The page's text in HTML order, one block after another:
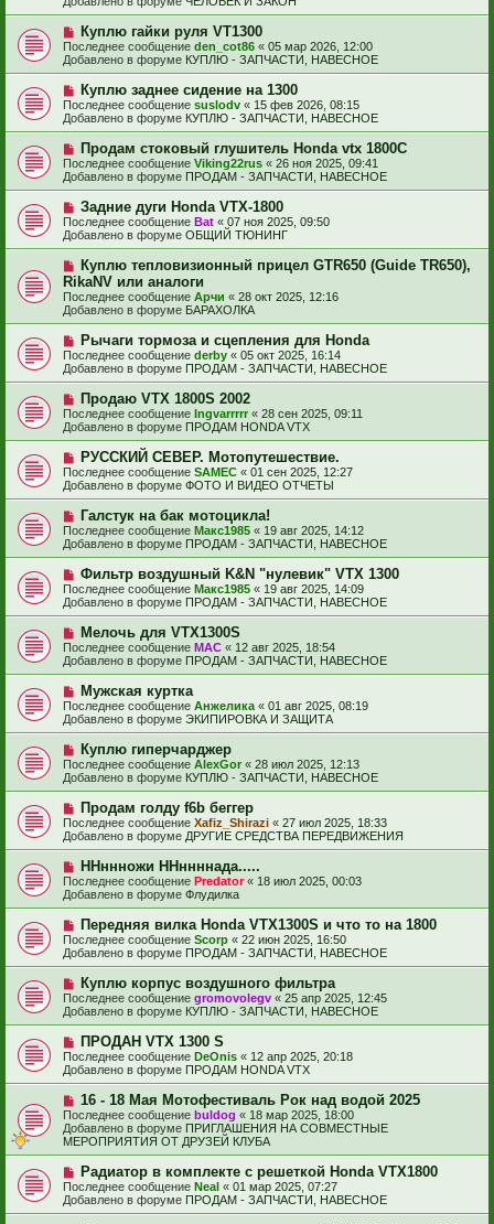
е
щ
е
н
и
е
е
с
о
б
щ
е
н
и
е
Н
о
в
о
е
с
о
о
б
щ
е
н
и
е
Куплю гайки руля VT1300
Последнее сообщение den_cot86 « 05 мар 2026, 12:00
Добавлено в форуме КУПЛЮ - ЗАПЧАСТИ, НАВЕСНОЕ
Н
о
в
о
е
с
о
о
б
щ
е
н
и
е
Куплю заднее сидение на 1300
Последнее сообщение suslodv « 15 фев 2026, 08:15
Добавлено в форуме КУПЛЮ - ЗАПЧАСТИ, НАВЕСНОЕ
Н
о
в
о
е
с
о
о
б
щ
е
н
и
е
Продам стоковый глушитель Honda vtx 1800C
Последнее сообщение Viking22rus « 26 ноя 2025, 09:41
Добавлено в форуме ПРОДАМ - ЗАПЧАСТИ, НАВЕСНОЕ
Н
о
в
о
е
с
о
о
б
щ
е
н
и
е
Задние дуги Honda VTX-1800
Последнее сообщение Bat « 07 ноя 2025, 09:50
Добавлено в форуме ОБЩИЙ ТЮНИНГ
Н
о
в
о
е
с
о
б
щ
е
н
и
е
Куплю тепловизионный прицел GTR650 (Guide TR650),
RikaNV или аналоги
Последнее сообщение Арчи « 28 окт 2025, 12:16
Добавлено в форуме БАРАХОЛКА
Н
о
в
о
е
с
о
о
б
щ
е
н
и
е
Рычаги тормоза и сцепления для Honda
Последнее сообщение derby « 05 окт 2025, 16:14
Добавлено в форуме ПРОДАМ - ЗАПЧАСТИ, НАВЕСНОЕ
Н
о
в
о
е
с
о
о
б
щ
е
н
и
е
Продаю VTX 1800S 2002
Последнее сообщение Ingvarrrrr « 28 сен 2025, 09:11
Добавлено в форуме ПРОДАМ HONDA VTX
Н
о
в
о
е
с
о
о
б
щ
е
н
и
е
РУССКИЙ СЕВЕР. Мотопутешествие.
Последнее сообщение SAMEC « 01 сен 2025, 12:27
Добавлено в форуме ФОТО И ВИДЕО ОТЧЕТЫ
Н
о
в
о
с
о
о
б
щ
е
н
и
е
Галстук на бак мотоцикла!
Последнее сообщение Макс1985 « 19 авг 2025, 14:12
Добавлено в форуме ПРОДАМ - ЗАПЧАСТИ, НАВЕСНОЕ
Н
о
в
о
е
с
о
о
б
щ
е
н
и
е
Фильтр воздушный K&N "нулевик" VTX 1300
Последнее сообщение Макс1985 « 19 авг 2025, 14:09
Добавлено в форуме ПРОДАМ - ЗАПЧАСТИ, НАВЕСНОЕ
Н
о
в
о
е
с
о
о
б
щ
е
н
и
е
Мелочь для VTX1300S
Последнее сообщение МАС « 12 авг 2025, 18:54
Добавлено в форуме ПРОДАМ - ЗАПЧАСТИ, НАВЕСНОЕ
Н
о
в
о
е
с
о
о
б
щ
е
н
и
е
Мужская куртка
Последнее сообщение Анжелика « 01 авг 2025, 08:19
Добавлено в форуме ЭКИПИРОВКА И ЗАЩИТА
Н
о
в
о
е
с
о
о
б
щ
е
н
и
е
Куплю гиперчарджер
Последнее сообщение AlexGor « 28 июл 2025, 12:13
Добавлено в форуме КУПЛЮ - ЗАПЧАСТИ, НАВЕСНОЕ
Н
о
в
о
е
с
о
о
б
щ
е
н
и
е
Продам голду f6b беггер
Последнее сообщение Xafiz_Shirazi « 27 июл 2025, 18:33
Добавлено в форуме ДРУГИЕ СРЕДСТВА ПЕРЕДВИЖЕНИЯ
Н
о
в
о
е
с
о
о
б
щ
е
н
и
е
ННннножи ННннннада.....
Последнее сообщение Predator« 18 июл 2025, 00:03
Добавлено в форуме Флудилка
Н
о
в
о
е
с
о
о
б
щ
е
н
и
е
Передняя вилка Honda VTX1300S и что то на 1800
Последнее сообщение Scorp « 22 июн 2025, 16:50
Добавлено в форуме ПРОДАМ - ЗАПЧАСТИ, НАВЕСНОЕ
Н
о
в
о
е
с
о
о
б
щ
е
н
и
е
Куплю корпус воздушного фильтра
Последнее сообщение gromovolegv « 25 апр 2025, 12:45
Добавлено в форуме КУПЛЮ - ЗАПЧАСТИ, НАВЕСНОЕ
Н
о
в
о
с
о
о
б
щ
н
и
е
ПРОДАН VTX 1300 S
Последнее сообщение DeOnis « 12 апр 2025, 20:18
Добавлено в форуме ПРОДАМ HONDA VTX
Н
о
в
о
е
с
о
о
б
щ
16 - 18 Мая Мотофестиваль Рок над водой 2025
Последнее сообщение buldog « 18 мар 2025, 18:00
Добавлено в форуме ПРИГЛАШЕНИЯ НА СОВМЕСТНЫЕ
МЕРОПРИЯТИЯ ОТ ДРУЗЕЙ КЛУБА
Н
о
в
о
Радиатор в комплекте с решеткой Honda VTX1800
Последнее сообщение Neal « 01 мар 2025, 07:27
Добавлено в форуме ПРОДАМ - ЗАПЧАСТИ, НАВЕСНОЕ